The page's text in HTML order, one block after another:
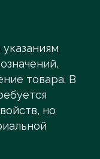
товара. В
но